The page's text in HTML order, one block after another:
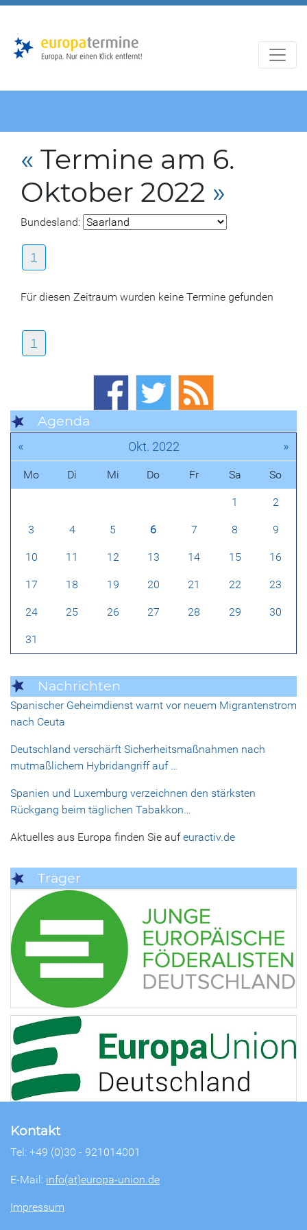
« Termine am 6.
Oktober 2022 »
Bundesland:
1
Für diesen Zeitraum wurden keine Termine gefunden
1
Agenda
« Okt. 2022 »
Mo Di Mi Do Fr Sa So
1 2
3 4 5 6 7 8 9
10 11 12 13 14 15 16
17 18 19 20 21 22 23
24 25 26 27 28 29 30
31
Nachrichten
Spanischer Geheimdienst warnt vor neuem Migrantenstrom
nach Ceuta
Deutschland verschärft Sicherheitsmaßnahmen nach
mutmaßlichem Hybridangriff auf …
Spanien und Luxemburg verzeichnen den stärksten
Rückgang beim täglichen Tabakkon…
Aktuelles aus Europa finden Sie aufeuractiv.de
Träger
Kontakt
Tel: +49 (0)30 - 921014001
E-Mail: info(at)europa-union.de
Impressum